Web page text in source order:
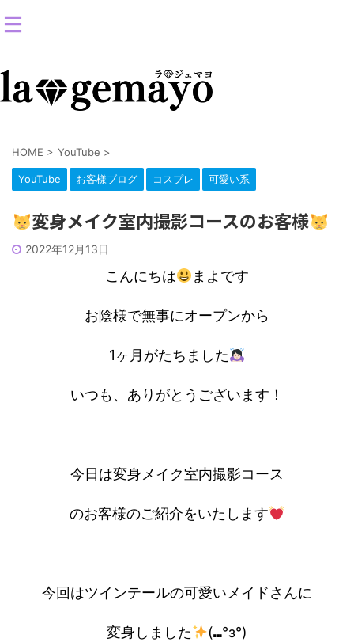
HOME > YouTube >
YouTube お客様ブログ コスプレ 可愛い系
変身メイク室内撮影コースのお客様
2022年12月13日
こんにちは まよです
お陰様で無事にオープンから
1ヶ月がたちました
いつも、ありがとうございます！
今日は変身メイク室内撮影コース
のお客様のご紹介をいたします
今回はツインテールの可愛いメイドさんに
変身しました (⑉°з°)